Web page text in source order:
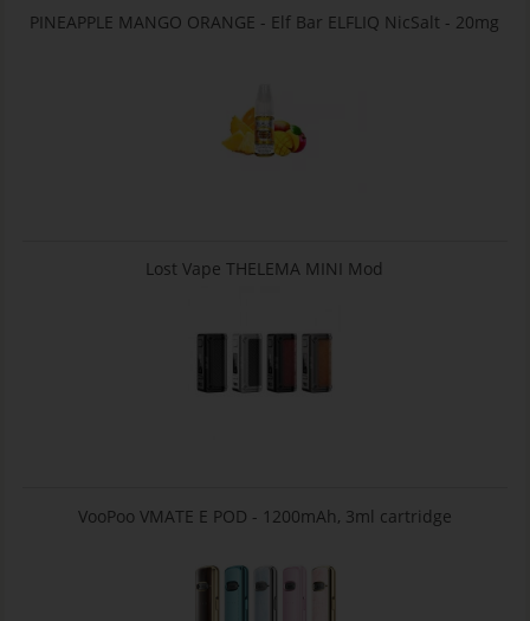
PINEAPPLE MANGO ORANGE - Elf Bar ELFLIQ NicSalt - 20mg
Lost Vape THELEMA MINI Mod
VooPoo VMATE E POD - 1200mAh, 3ml cartridge